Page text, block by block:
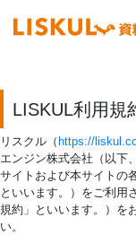
LISKUL利用規
リスクル（ https://
エンジン株式会社（以下
サイトおよび本サイトの
といいます。）をご利用
規約」といいます。）を
い。